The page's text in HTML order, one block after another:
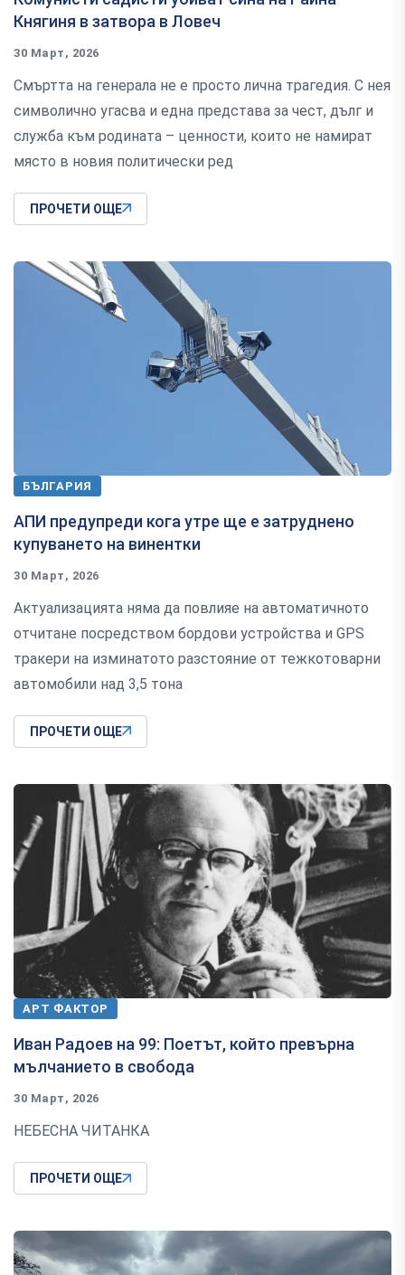
Княгиня в затвора в Ловеч
30 Март, 2026
Смъртта на генерала не е просто лична трагедия. С нея
символично угасва и една представа за чест, дълг и
служба към родината – ценности, които не намират
място в новия политически ред
ПРОЧЕТИ ОЩЕ
БЪЛГАРИЯ
АПИ предупреди кога утре ще е затруднено
купуването на винентки
30 Март, 2026
Актуализацията няма да повлияе на автоматичното
отчитане посредством бордови устройства и GPS
тракери на изминатото разстояние от тежкотоварни
автомобили над 3,5 тона
ПРОЧЕТИ ОЩЕ
АРТ ФАКТОР
Иван Радоев на 99: Поетът, който превърна
мълчанието в свобода
30 Март, 2026
НЕБЕСНА ЧИТАНКА
ПРОЧЕТИ ОЩЕ